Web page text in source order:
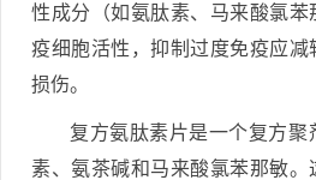
性成分（如氨肽素、马来酸氯
疫细胞活性，抑制过度免疫应
损伤。
复方氨肽素片是一个复方
素、氨茶碱和马来酸氯苯那敏。